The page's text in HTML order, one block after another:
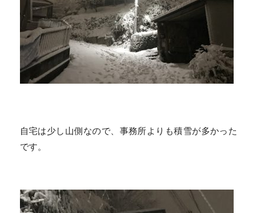
自宅は少し山側なので、事務所よりも積雪が多かった
です。